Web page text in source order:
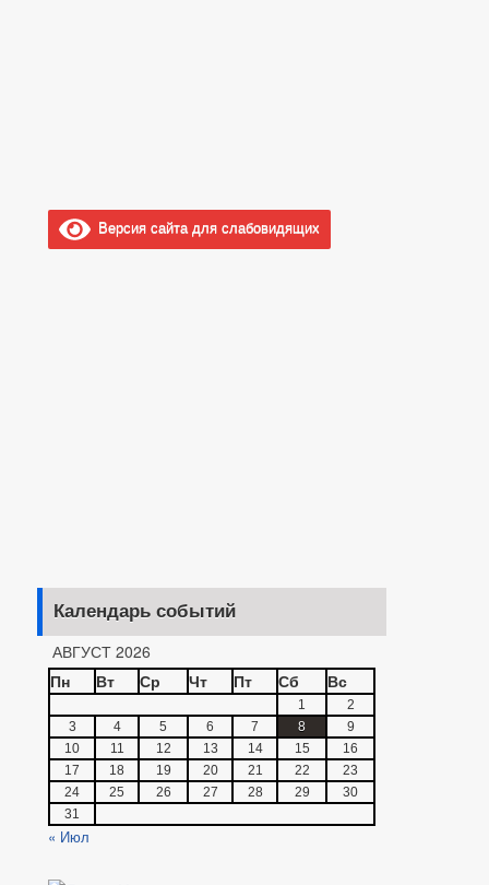
Версия сайта для слабовидящих
Календарь событий
АВГУСТ 2026
Пн
Вт Ср Чт Пт Сб Вс
1
2
3
4 5 6 7 8
9
10
11 12 13 14 15
16
17
18 19 20 21 22
23
24
25 26 27 28 29
30
31
« Июл